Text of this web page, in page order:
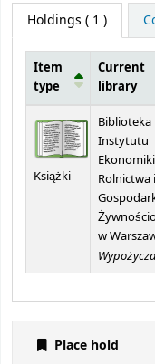
Holdings ( 1 )
Item
type
Current
library
Książki
Biblioteka
Instytutu
Ekonomiki
Rolnictwa i
w
Place hold